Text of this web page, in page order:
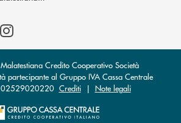
Credito Cooperativo Società
partecipante al Gruppo IVA Cassa Centrale
02529020220 Crediti| Note legali